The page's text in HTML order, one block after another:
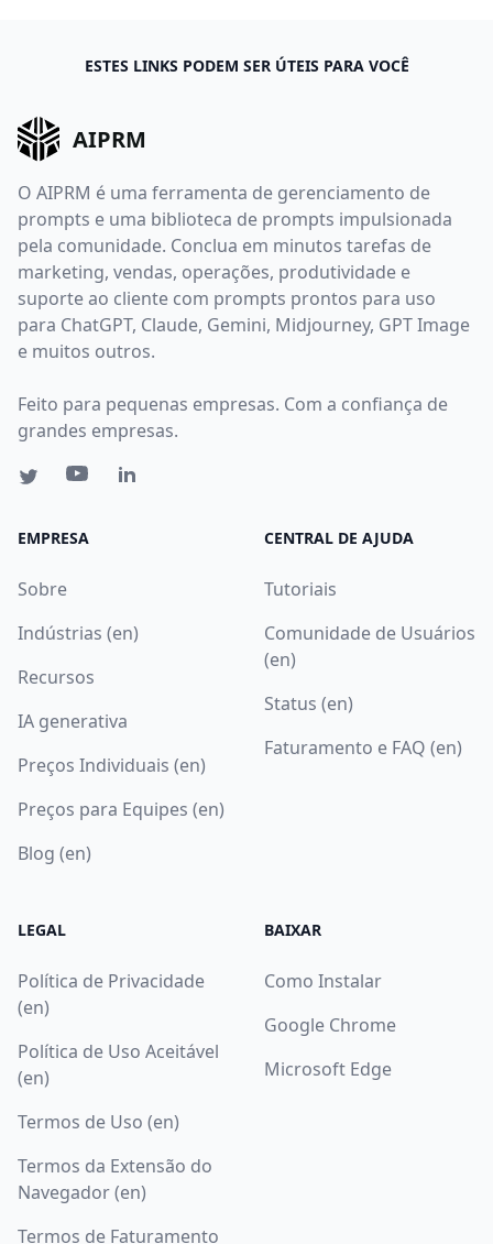
ESTES LINKS PODEM SER ÚTEIS PARA VOCÊ
AIPRM
O AIPRM é uma ferramenta de gerenciamento de
prompts e uma biblioteca de prompts impulsionada
pela comunidade. Conclua em minutos tarefas de
marketing, vendas, operações, produtividade e
suporte ao cliente com prompts prontos para uso
para ChatGPT, Claude, Gemini, Midjourney, GPT Image
e muitos outros.
Feito para pequenas empresas. Com a confiança de
grandes empresas.
EMPRESA
Sobre
Indústrias (en)
Recursos
IA generativa
Preços Individuais (en)
Preços para Equipes (en)
Blog (en)
CENTRAL DE AJUDA
Tutoriais
Comunidade de Usuários
(en)
Status (en)
Faturamento e FAQ (en)
LEGAL
Política de Privacidade
(en)
Política de Uso Aceitável
(en)
Termos de Uso (en)
Termos da Extensão do
Navegador (en)
Termos de Faturamento
BAIXAR
Como Instalar
Google Chrome
Microsoft Edge